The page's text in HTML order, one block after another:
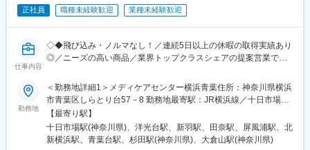
未経験から2年でリーダー、9年で複数営業所を統括するブロック
長など、営業としてのスキルアップだけでなく、マネジメントへ
のチャレンジも可能。
変更の範囲：本文参照
※ケアマネジャーとは：
整を行ったりする専門職です。
介護者の方）
・お客様の困りごとや身体状況等をヒアリングし、家の危険箇所
をチェック。
・ 介護用品からリフォームまで生活の質改善に向けてご提案
・ 売って終わりではなく、定期的に訪問し使用状況等を確認
正社員 職種未経験歓迎 業種未経験歓迎
仕事内容
◇◆飛び込み・ノルマなし！／連続5日以上の休暇の取得実績あり
◎／ニーズの高い商品／業界トップクラスシェアの提案営業でス
私たちは、「メディケアセンター本社」をはじめ現在16拠点を展
開している福祉用具の専門商社です。主にご自宅での介護が必要
な方々の支援のため「福祉用具のコンサルティング」サービスを
提供。福祉用具のレンタルや販売、リフォーム工事といったサー
ビスを通して、高齢者の日常生活を支援しています。
勤務地
＜勤務地詳細1＞メディケアセンター横浜青葉住所：神奈川県横浜
市青葉区しらとり台57－8 勤務地最寄駅：JR横浜線／十日市場駅
受動喫煙対策：屋内全面禁煙＜勤務地詳細2＞メディケアセンター
横浜南住所：神奈川県横浜市磯子区洋光台1－12－1 勤務地最寄
駅：JR根岸線／洋光台駅受動喫煙対策：屋内全面禁煙＜勤務地詳
【最寄り駅】
十日市場駅(神奈川県)、洋光台駅、新羽駅、田奈駅、屏風浦駅、北
新横浜駅、青葉台駅、杉田駅(神奈川県)、大倉山駅(神奈川県)